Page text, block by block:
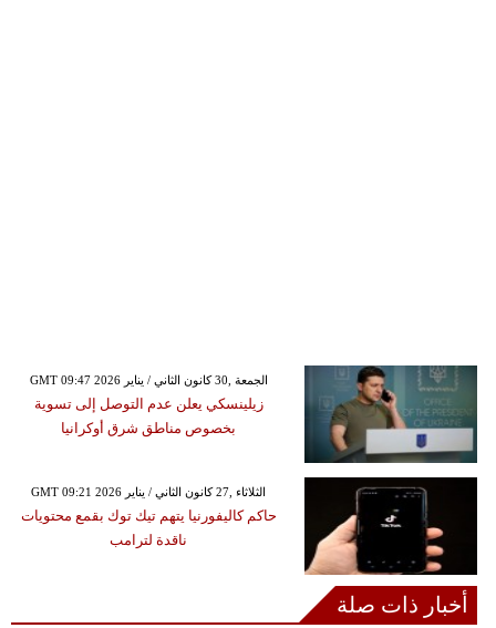
GMT 09:47 2026 الجمعة ,30 كانون الثاني / يناير
زيلينسكي يعلن عدم التوصل إلى تسوية
بخصوص مناطق شرق أوكرانيا
GMT 09:21 2026 الثلاثاء ,27 كانون الثاني / يناير
حاكم كاليفورنيا يتهم تيك توك بقمع محتويات
ناقدة لترامب
أخبار ذات صلة